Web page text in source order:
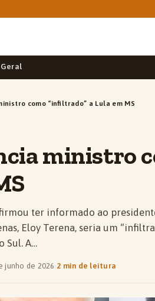
Geral
como “infiltrado” a Lula em MS
ministro
ter informado ao
Eloy Terena, seria um
Sul. A…
junho de 2026 ·2 min de leitura